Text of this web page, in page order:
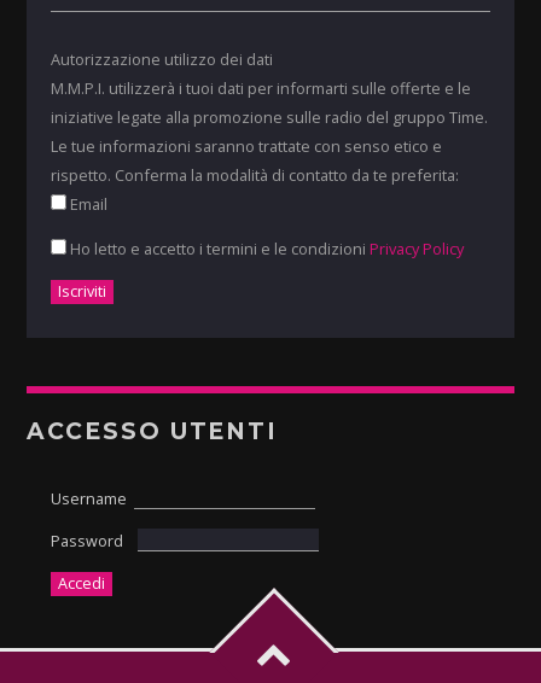
Autorizzazione utilizzo dei dati
M.M.P.I. utilizzerà i tuoi dati per informarti sulle offerte e le
iniziative legate alla promozione sulle radio del gruppo Time.
Le tue informazioni saranno trattate con senso etico e
rispetto. Conferma la modalità di contatto da te preferita:
Email
Ho letto e accetto i termini e le condizioni Privacy Policy
ACCESSO UTENTI
Username
Password